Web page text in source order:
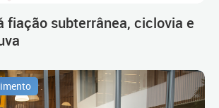
fiação subterrânea, ciclovia e